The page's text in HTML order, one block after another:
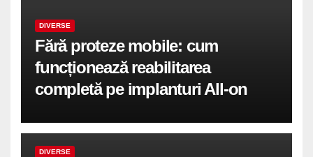
DIVERSE
Fără proteze mobile: cum
funcționează reabilitarea
completă pe implanturi All-on
DIVERSE